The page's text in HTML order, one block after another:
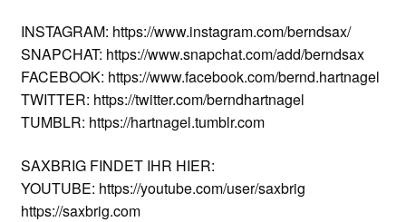
INSTAGRAM: https://www.instagram.com/berndsax/
SNAPCHAT: https://www.snapchat.com/add/berndsax
FACEBOOK: https://www.facebook.com/bernd.hartnagel
TWITTER: https://twitter.com/berndhartnagel
TUMBLR: https://hartnagel.tumblr.com
SAXBRIG FINDET IHR HIER:
YOUTUBE: https://youtube.com/user/saxbrig
https://saxbrig.com